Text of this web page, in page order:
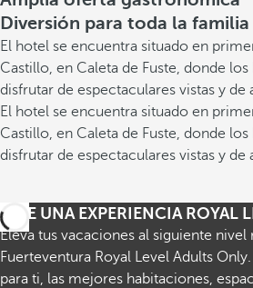
Diversión para toda la familia
El hotel se encuentra situado en
Castillo, en Caleta de Fuste, donde
disfrutar de espectaculares vistas y
El hotel se encuentra situado en
Castillo, en Caleta de Fuste, donde
disfrutar de espectaculares vistas y
VIVE UNA EXPERIENCIA ROYAL
Eleva tus vacaciones al siguiente
Fuerteventura Royal Level Adults
para ti, las mejores habitaciones,